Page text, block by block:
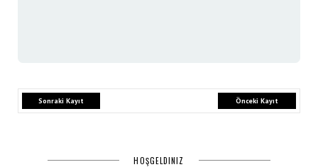
Sonraki Kayıt Önceki Kayıt
HOŞGELDINIZ